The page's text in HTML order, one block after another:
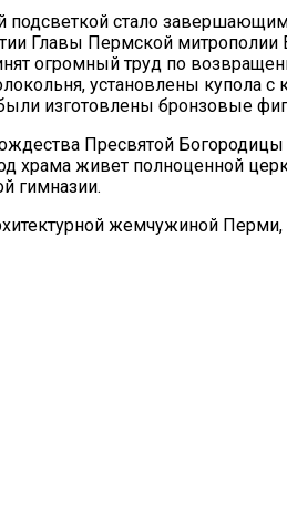
стало
Главы Пермской
огромный труд по
установлены купола
изготовлены бронзовые
Пресвятой
храма живет полноценной
гимназии.
жемчужиной